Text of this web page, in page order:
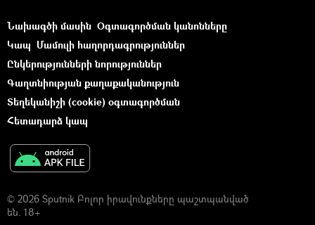
Նախագծի մասին Օգտագործման կանոնները
Կապ Մամուլի հաղորդագրություններ
Ընկերությունների նորություններ
Գաղտնիության քաղաքականություն
Տեղեկանիշի (cookie) օգտագործման
Հետադարձ կապ
© 2026 Sputnik Բոլոր իրավունքները պաշտպանված
են. 18+